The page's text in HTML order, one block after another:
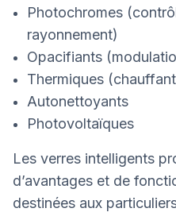
Photochromes
rayonnement)
Opacifiants
Thermiques
Autonettoyants
Photovoltaïques
Les verres intelligents
d’avantages et de
destinées aux